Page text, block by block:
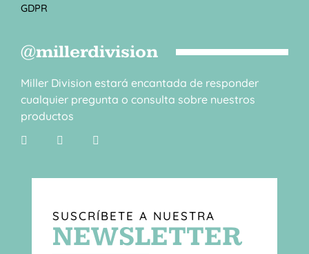
GDPR
@millerdivision
Miller Division estará encantada de responder
cualquier pregunta o consulta sobre nuestros
productos
SUSCRÍBETE A NUESTRA
NEWSLETTER